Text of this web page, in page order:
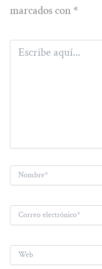
marcados con *
Escribe
aquí...
Nombre*
Correo
electrónico*
Web